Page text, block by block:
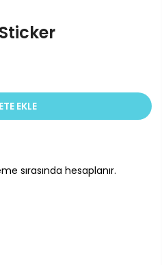
EKLE
sırasında hesaplanır.